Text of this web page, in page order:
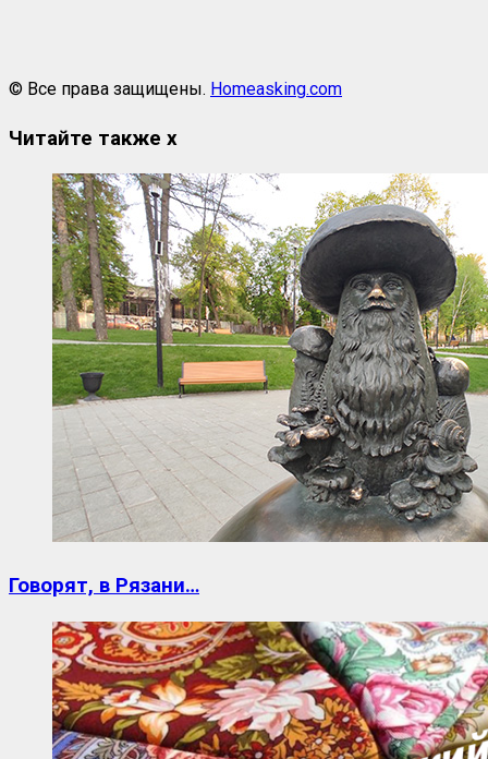
© Все права защищены. Homeasking.com
Читайте также x
Говорят, в Рязани…